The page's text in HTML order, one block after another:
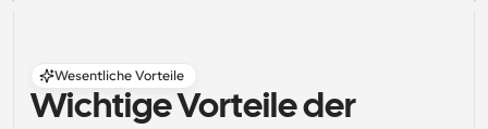
Wesentliche Vorteile
Wichtige Vorteile der